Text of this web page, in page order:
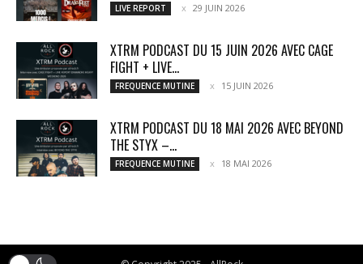
LIVE REPORT 29 JUIN 2026
XTRM PODCAST DU 15 JUIN 2026 AVEC CAGE
FIGHT + LIVE...
FREQUENCE MUTINE 15 JUIN 2026
XTRM PODCAST DU 18 MAI 2026 AVEC BEYOND
THE STYX –...
FREQUENCE MUTINE 18 MAI 2026